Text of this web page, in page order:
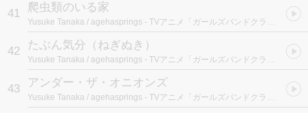
41 爬虫類のいる家
Yusuke Tanaka / agehasprings - TVアニメ「ガールズバンドクライ」 (オリジナルサウンドトラック)
42 たぶん気分（ねぎぬき）
Yusuke Tanaka / agehasprings - TVアニメ「ガールズバンドクライ」 (オリジナルサウンドトラック)
43 アンダー・ザ・オニオンズ
Yusuke Tanaka / agehasprings - TVアニメ「ガールズバンドクライ」 (オリジナルサウンドトラック)